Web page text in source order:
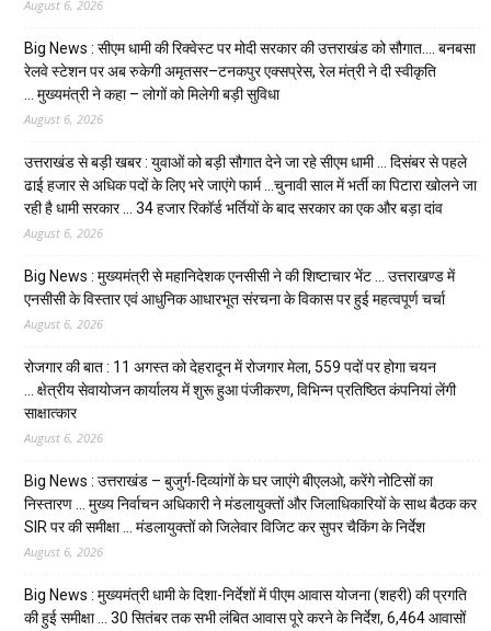
August 6, 2026
Big News : सीएम धामी की रिक्वेस्ट पर मोदी सरकार की उत्तराखंड को सौगात…. बनबसा
रेलवे स्टेशन पर अब रुकेगी अमृतसर–टनकपुर एक्सप्रेस, रेल मंत्री ने दी स्वीकृति
… मुख्यमंत्री ने कहा – लोगों को मिलेगी बड़ी सुविधा
August 6, 2026
उत्तराखंड से बड़ी खबर : युवाओं को बड़ी सौगात देने जा रहे सीएम धामी … दिसंबर से पहले
ढाई हजार से अधिक पदों के लिए भरे जाएंगे फार्म …चुनावी साल में भर्ती का पिटारा खोलने जा
रही है धामी सरकार … 34 हजार रिकॉर्ड भर्तियों के बाद सरकार का एक और बड़ा दांव
August 6, 2026
Big News : मुख्यमंत्री से महानिदेशक एनसीसी ने की शिष्टाचार भेंट … उत्तराखण्ड में
एनसीसी के विस्तार एवं आधुनिक आधारभूत संरचना के विकास पर हुई महत्वपूर्ण चर्चा
August 6, 2026
रोजगार की बात : 11 अगस्त को देहरादून में रोजगार मेला, 559 पदों पर होगा चयन
… क्षेत्रीय सेवायोजन कार्यालय में शुरू हुआ पंजीकरण, विभिन्न प्रतिष्ठित कंपनियां लेंगी
साक्षात्कार
August 6, 2026
Big News : उत्तराखंड – बुजुर्ग-दिव्यांगों के घर जाएंगे बीएलओ, करेंगे नोटिसों का
निस्तारण … मुख्य निर्वाचन अधिकारी ने मंडलायुक्तों और जिलाधिकारियों के साथ बैठक कर
SIR पर की समीक्षा … मंडलायुक्तों को जिलेवार विजिट कर सुपर चैकिंग के निर्देश
August 6, 2026
Big News : मुख्यमंत्री धामी के दिशा-निर्देशों में पीएम आवास योजना (शहरी) की प्रगति
की हुई समीक्षा … 30 सितंबर तक सभी लंबित आवास पूरे करने के निर्देश, 6,464 आवासों